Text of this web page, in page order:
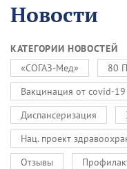
Новости
КАТЕГОРИИ НОВОСТЕЙ
«СОГАЗ-Мед»
80
Вакцинация от covid-19
Диспансеризация
Нац. проект
Отзывы